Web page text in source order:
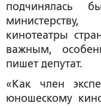
подчинялась
кинотеатры
важным,
пишет депутат.
«Как член
юношескому